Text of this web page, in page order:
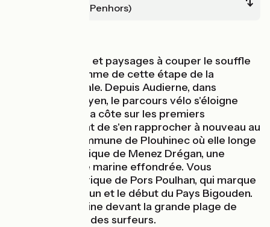
Pouldreuzic (Penhors)
Nature sauvage et paysages à couper le souffle
sont au programme de cette étape de la
véloroute littorale. Depuis Audierne, dans
l'estuaire du Goyen, le parcours vélo s'éloigne
légèrement de la côte sur les premiers
kilomètres avant de s'en rapprocher à nouveau au
niveau de la commune de Plouhinec où elle longe
le site préhistorique de Menez Drégan, une
ancienne grotte marine effondrée. Vous
contournez la crique de Pors Poulhan, qui marque
la fin du Cap Sizun et le début du Pays Bigouden.
L'étape se termine devant la grande plage de
Penhors, prisée des surfeurs.